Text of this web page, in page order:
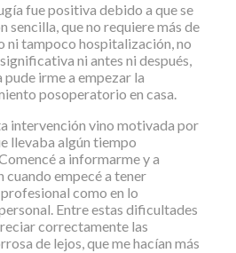
fue positiva debido a que se
sencilla, que no requiere más de
ni tampoco hospitalización, no
ni antes ni después,
pude irme a empezar la
posoperatorio en casa.
intervención vino motivada por
llevaba algún tiempo
a informarme y a
empecé a tener
como en lo
Entre estas dificultades
correctamente las
de lejos, que me hacían más